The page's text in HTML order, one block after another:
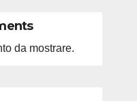
da mostrare.